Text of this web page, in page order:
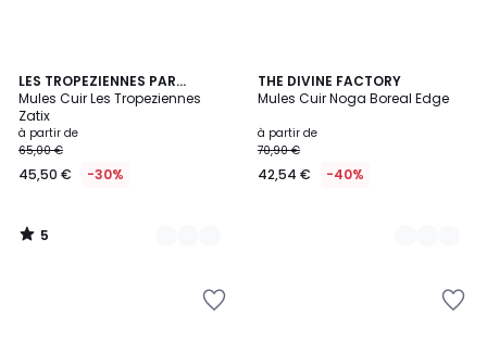
LES TROPEZIENNES PAR
M.BELARBI
Mules Cuir Les Tropeziennes
Zatix
à partir de
65,00 €
45,50 € -30%
5
/
5
2
Couleurs
5
/
THE DIVINE FACTORY
Mules Cuir Noga Boreal Edge
à partir de
70,90 €
42,54 € -40%
7
Couleurs